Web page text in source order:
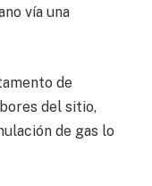
vía una
de
del sitio,
de gas lo